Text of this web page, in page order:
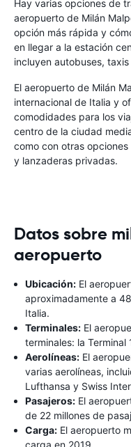
Hay varias opciones de
aeropuerto de Milán
opción más rápida y
en llegar a la estación
incluyen autobuses,
El aeropuerto de Milán
internacional de Italia y
comodidades para los
centro de la ciudad
como con otras
y lanzaderas privadas.
Datos sobre
aeropuerto
Ubicación: El
aproximadamente a
Italia.
Terminales: El
terminales: la Terminal
Aerolíneas: El
varias aerolíneas,
Lufthansa y Swiss
Pasajeros: El
de 22 millones de
Carga: El aeropuerto
carga en 2019.